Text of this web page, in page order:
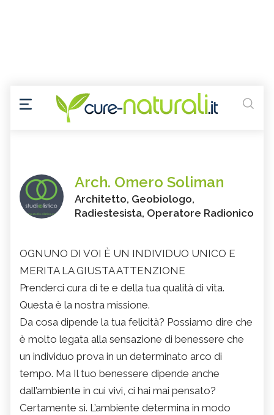
Arch. Omero Soliman
Architetto, Geobiologo,
Radiestesista, Operatore Radionico
OGNUNO DI VOI È UN INDIVIDUO UNICO E
MERITA LA GIUSTA ATTENZIONE
Prenderci cura di te e della tua qualità di vita.
Questa è la nostra missione.
Da cosa dipende la tua felicità? Possiamo dire che
è molto legata alla sensazione di benessere che
un individuo prova in un determinato arco di
tempo. Ma Il tuo benessere dipende anche
dall’ambiente in cui vivi, ci hai mai pensato?
Certamente si. L’ambiente determina in modo